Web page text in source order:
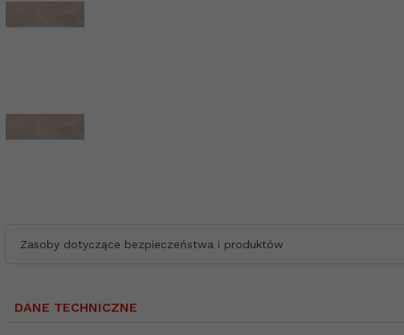
Zasoby dotyczące bezpieczeństwa i produktów
DANE TECHNICZNE